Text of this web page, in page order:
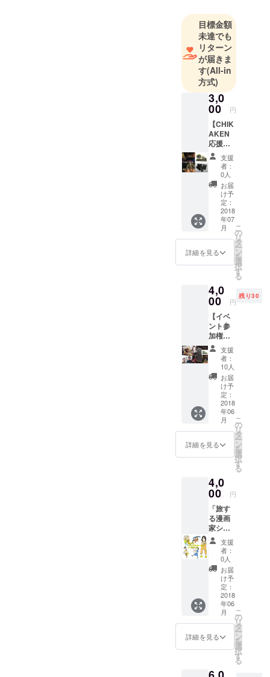
まち・人と
自然」を繋
ぐ「竹あか
り」の演出
制作・プロ
デュース
「CHIKAKE
N〈ちかけ
ん〉」を設
立。熊本を
拠点に活動
している。
全国各地に
て新たな日
本の文化に
すべく「竹
あかりの魅
力」を伝
え、制作指
導ととも
くり活動を
行ってい
最近の演出
では、東
京・明治記
念館、日本
COREDO室
町、のイル
ミネーショ
ンなど多
数。日本テ
シアターに
も取り上げ
られ注目を
集めてい
る。
目標金額
未達でも
リターン
が届きま
す(All-in
方式)
3,0
00 円
【CHIK
AKEN
応援
コー
ス】
「竹あ
かりポ
スト
カード
２枚 +
CHIKA
KENス
テッ
カー４
種 計６
枚 + オ
ルパッ
ケージ
に入っ
た竹
炭」の
３点
セット
です！
ポスト
カード
の１枚
には
CHIKA
KENメ
ンバー
からの
THANK
け！！
CHIKA
KENが
大好き
なあな
たに
ぴった
り！ 走
り続け
る私た
ちに追
い風を
送って
くださ
い！
支援
者：
0人
お届
け予
定：
2018
年07
月
詳細を見る
こ
の
リ
タ
ー
ン
を
選
択
す
る
4,0
00 円
残り30
【イベ
ント参
加権
コー
ス】＜
本プロ
ジェク
ト限
定！定
員40名
＞ イ
ベント
内容
は、
「竹あ
かり想
一節竹
あかり
制作
ワーク
ショッ
プ + ち
かけん
トーク
ライ
ブ」の
セット
です。
なんで
竹あか
りを
やって
いるの
ている
支援
者：
10人
お届
け予
定：
2018
年06
月
詳細を見る
こ
の
リ
タ
ー
ン
を
選
択
す
る
4,0
00 円
「旅す
る漫画
家シ
ミ」が
あなた
をキャ
ラク
ターに
しちゃ
いま
す！ 送
付頂く
お写真
を参考
に、
キャラ
化しま
支援
者：
0人
お届
け予
定：
2018
年06
月
詳細を見る
こ
の
リ
タ
ー
ン
を
選
択
す
る